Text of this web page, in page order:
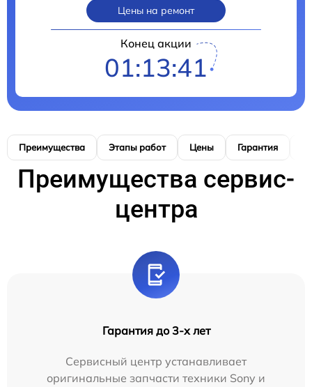
Цены на ремонт
Конец акции
01:13:40
Преимущества Этапы работ Цены Гарантия
Преимущества сервис-
центра
Гарантия до 3-х лет
Сервисный центр устанавливает
оригинальные запчасти техники Sony и